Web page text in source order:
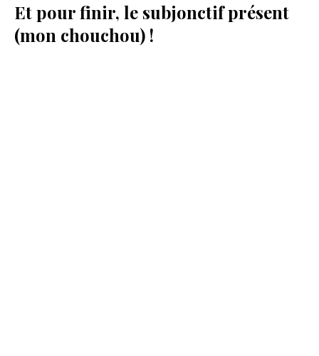
Et pour finir, le subjonctif présent
(mon chouchou) !